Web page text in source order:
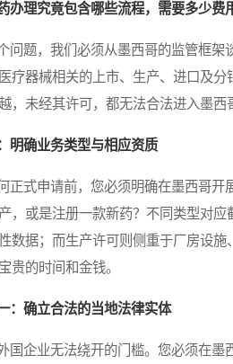
办理究竟包含哪些流程，需要多少费
题，我们必须从墨西哥的监管框架
疗器械相关的上市、生产、进口及
，未经其许可，都无法合法进入墨西
明确业务类型与相应资质
式申请前，您必须明确在墨西哥开
，或是注册一款新药？不同类型对
数据；而生产许可则侧重于厂房设
贵的时间和金钱。
：确立合法的当地法律实体
企业无法绕开的门槛。您必须在墨